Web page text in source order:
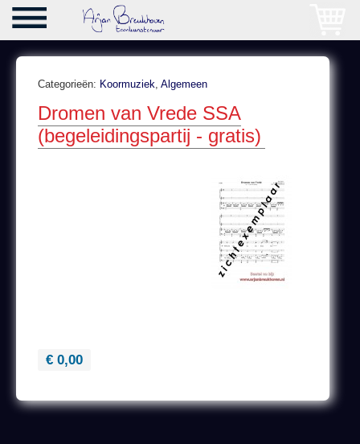
Categorieën: Koormuziek, Algemeen
Dromen van Vrede SSA
(begeleidingspartij - gratis)
€ 0,00